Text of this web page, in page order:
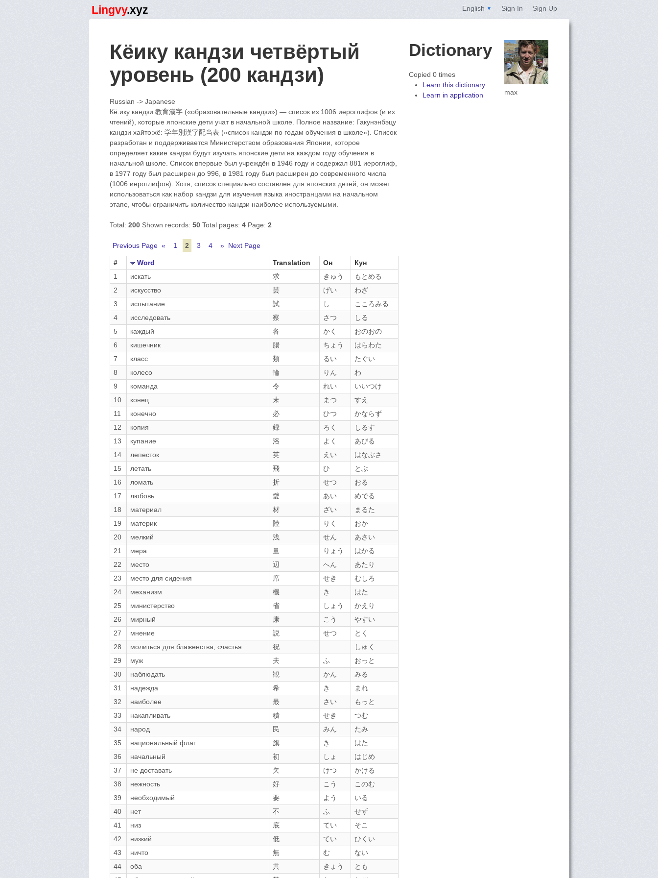
Lingvy.xyz English ▼ Sign In Sign Up
Кёику кандзи четвёртый
уровень (200 кандзи)
Russian -> Japanese
Кё:ику кандзи 教育漢字 («образовательные кандзи») — список из 1006 иероглифов (и их
чтений), которые японские дети учат в начальной школе. Полное название: Гакунэнбэцу
кандзи хайто:хё: 学年別漢字配当表 («список кандзи по годам обучения в школе»). Список
разработан и поддерживается Министерством образования Японии, которое
определяет какие кандзи будут изучать японские дети на каждом году обучения в
начальной школе. Список впервые был учреждён в 1946 году и содержал 881 иероглиф,
в 1977 году был расширен до 996, в 1981 году был расширен до современного числа
(1006 иероглифов). Хотя, список специально составлен для японских детей, он может
использоваться как набор кандзи для изучения языка иностранцами на начальном
этапе, чтобы ограничить количество кандзи наиболее используемыми.
Total: 200 Shown records: 50 Total pages: 4 Page: 2
Previous Page « 1 2 3 4 » Next Page
# Word Translation Он
Кун
1
искать 求 きゅう
もとめる
2
искусство 芸 げい
わざ
3
испытание 試 し
こころみる
4
исследовать 察 さつ
しる
5
каждый 各 かく
おのおの
6
кишечник 腸 ちょう
はらわた
7
класс 類 るい
たぐい
8
колесо 輪 りん
わ
9
команда 令 れい
いいつけ
10
конец 末 まつ
すえ
11
конечно 必 ひつ
かならず
12
копия 録 ろく
しるす
13
купание 浴 よく
あびる
14
лепесток 英 えい
はなぶさ
15
летать 飛 ひ
とぶ
16
ломать 折 せつ
おる
17
любовь 愛 あい
めでる
18
материал 材 ざい
まるた
19
материк 陸 りく
おか
20
мелкий 浅 せん
あさい
21
мера 量 りょう
はかる
22
место 辺 へん
あたり
23
место для сидения 席 せき
むしろ
24
механизм 機 き
はた
25
министерство 省 しょう
かえり
26
мирный 康 こう
やすい
27
мнение 説 せつ
とく
28
молиться для блаженства, счастья 祝
しゅく
29
муж 夫 ふ
おっと
30
наблюдать 観 かん
みる
31
надежда 希 き
まれ
32
наиболее 最 さい
もっと
33
накапливать 積 せき
つむ
34
народ 民 みん
たみ
35
национальный флаг 旗 き
はた
36
начальный 初 しょ
はじめ
37
не доставать 欠 けつ
かける
38
нежность 好 こう
このむ
39
необходимый 要 よう
いる
40
нет 不 ふ
せず
41
низ 底 てい
そこ
42
низкий 低 てい
ひくい
43
ничто 無 む
ない
44
оба 共 きょう
とも
max
Dictionary
Copied 0 times
Learn this dictionary
Learn in application